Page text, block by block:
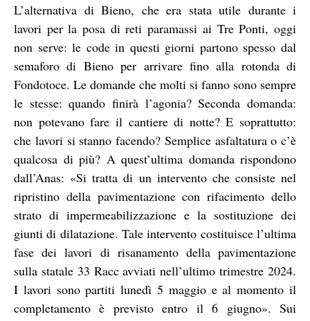
L’alternativa di Bieno, che era stata utile durante i
lavori per la posa di reti paramassi ai Tre Ponti, oggi
non serve: le code in questi giorni partono spesso dal
semaforo di Bieno per arrivare fino alla rotonda di
Fondotoce. Le domande che molti si fanno sono sempre
le stesse: quando finirà l’agonia? Seconda domanda:
non potevano fare il cantiere di notte? E soprattutto:
che lavori si stanno facendo? Semplice asfaltatura o c’è
qualcosa di più? A quest’ultima domanda rispondono
dall’Anas: «Si tratta di un intervento che consiste nel
ripristino della pavimentazione con rifacimento dello
strato di impermeabilizzazione e la sostituzione dei
giunti di dilatazione. Tale intervento costituisce l’ultima
fase dei lavori di risanamento della pavimentazione
sulla statale 33 Racc avviati nell’ultimo trimestre 2024.
I lavori sono partiti lunedì 5 maggio e al momento il
completamento è previsto entro il 6 giugno». Sui